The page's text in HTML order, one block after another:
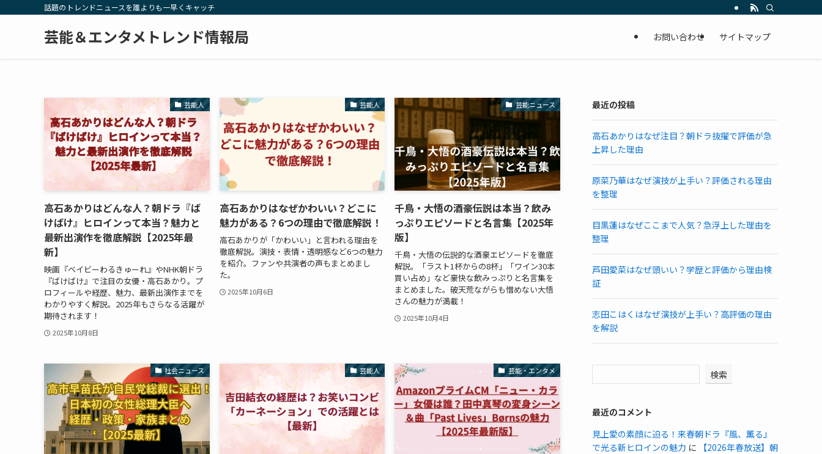
話題のトレンドニュースを誰よりも一早くキャッチ
芸能＆エンタメトレンド情報局 お問い合わせ サイトマップ
芸能人
高石あかりはどんな人？朝ドラ『ば
けばけ』ヒロインって本当？魅力と
最新出演作を徹底解説【2025年最
新】
映画『ベイビーわるきゅーれ』やNHK朝ドラ
『ばけばけ』で注目の女優・高石あかり。プ
ロフィールや経歴、魅力、最新出演作までを
わかりやすく解説。2025年もさらなる活躍が
期待されます！
2025年10月8日
芸能人
高石あかりはなぜかわいい？どこに
魅力がある？6つの理由で徹底解説！
高石あかりが「かわいい」と言われる理由を
徹底解説。演技・表情・透明感など6つの魅力
を紹介。ファンや共演者の声もまとめまし
た。
2025年10月6日
芸能ニュース
千鳥・大悟の酒豪伝説は本当？飲み
っぷりエピソードと名言集【2025年
版】
千鳥・大悟の伝説的な酒豪エピソードを徹底
解説。「ラスト1杯からの8杯」「ワイン30本
買い占め」など豪快な飲みっぷりと名言集を
まとめました。破天荒ながらも憎めない大悟
さんの魅力が満載！
2025年10月4日
社会ニュース 芸能人 芸能・エンタメ
最近の投稿
高石あかりはなぜ注目？朝ドラ抜擢で評価が急
上昇した理由
原菜乃華はなぜ演技が上手い？評価される理由
を整理
目黒蓮はなぜここまで人気？急浮上した理由を
整理
芦田愛菜はなぜ頭いい？学歴と評価から理由検
証
志田こはくはなぜ演技が上手い？高評価の理由
を解説
検索
最近のコメント
見上愛の素顔に迫る！来春朝ドラ『風、薫る』
で光る新ヒロインの魅力 に
【2026年春放送】朝